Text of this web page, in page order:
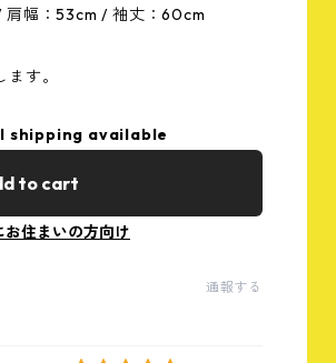
幅：53cm / 袖丈：60cm
す。
shipping available
to cart
お住まいの方向け
通報する